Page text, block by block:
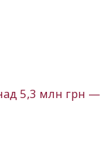
5,3 млн грн